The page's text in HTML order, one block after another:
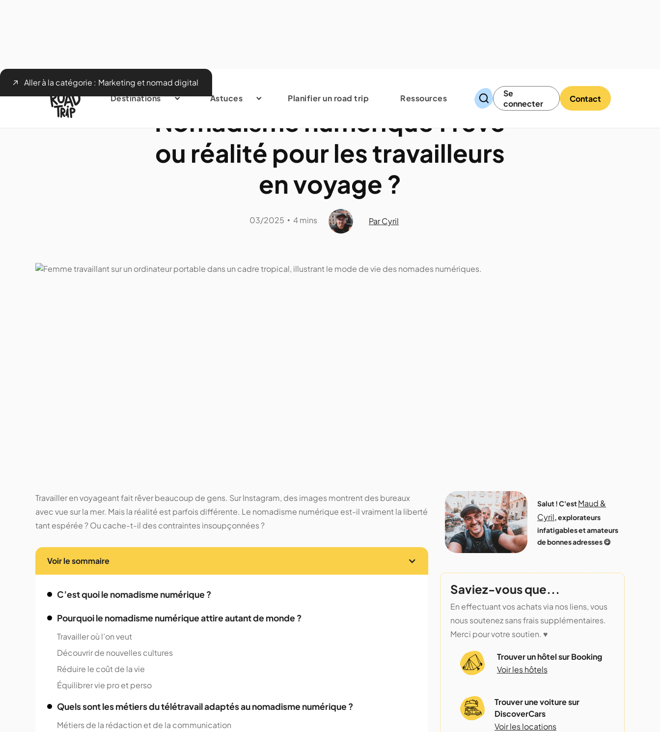
Destinations Astuces Planifier un road trip Ressources
Se
connecter
Contact
Aller à la catégorie : Marketing et nomad digital
Nomadisme numérique : rêve
ou réalité pour les travailleurs
en voyage ?
03/2025 • 4 mins Par Cyril
Travailler en voyageant fait rêver beaucoup de gens. Sur Instagram, des images montrent des bureaux
avec vue sur la mer. Mais la réalité est parfois différente. Le nomadisme numérique est-il vraiment la liberté
tant espérée ? Ou cache-t-il des contraintes insoupçonnées ?
Voir le sommaire
C’est quoi le nomadisme numérique ?
Pourquoi le nomadisme numérique attire autant de monde ?
Travailler où l’on veut
Découvrir de nouvelles cultures
Réduire le coût de la vie
Équilibrer vie pro et perso
Quels sont les métiers du télétravail adaptés au nomadisme numérique ?
Métiers de la rédaction et de la communication
Salut ! C'estMaud &
Cyril, explorateurs
infatigables et amateurs
de bonnes adresses 😋
Saviez-vous que...
En effectuant vos achats via nos liens, vous
nous soutenez sans frais supplémentaires.
Merci pour votre soutien. ♥️
Trouver un hôtel sur Booking
Voir les hôtels
Trouver une voiture sur
DiscoverCars
Voir les locations